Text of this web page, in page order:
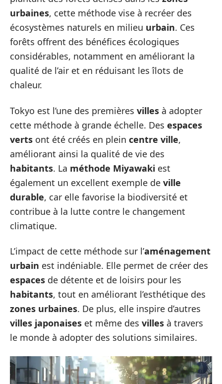
urbaines, cette méthode vise à recréer des
écosystèmes naturels en milieu urbain. Ces
forêts offrent des bénéfices écologiques
considérables, notamment en améliorant la
qualité de l’air et en réduisant les îlots de
chaleur.
Tokyo est l’une des premières villes à adopter
cette méthode à grande échelle. Des espaces
verts ont été créés en plein centre ville,
améliorant ainsi la qualité de vie des
habitants. La méthode Miyawaki est
également un excellent exemple de ville
durable, car elle favorise la biodiversité et
contribue à la lutte contre le changement
climatique.
L’impact de cette méthode sur l’aménagement
urbain est indéniable. Elle permet de créer des
espaces de détente et de loisirs pour les
habitants, tout en améliorant l’esthétique des
zones urbaines. De plus, elle inspire d’autres
villes japonaises et même des villes à travers
le monde à adopter des solutions similaires.